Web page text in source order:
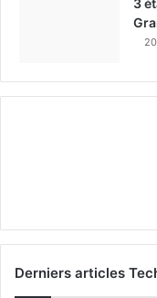
3
Derniers articles